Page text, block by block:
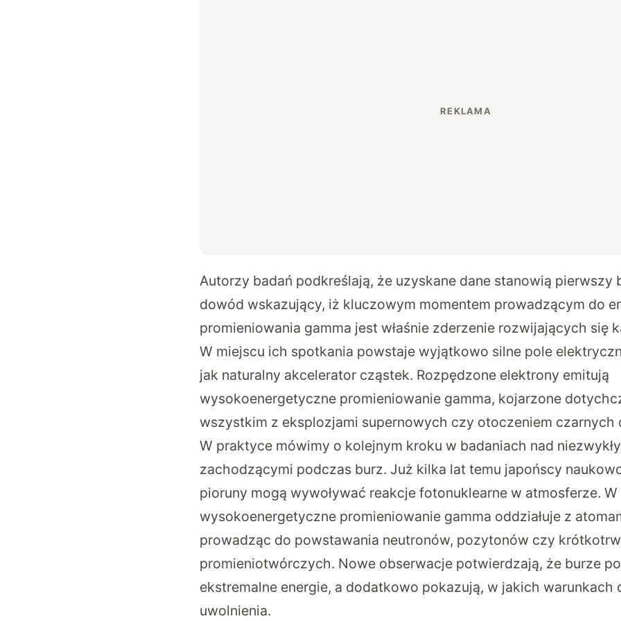
Autorzy badań podkreślają, że uzyskane dane stanowią pierwszy
dowód wskazujący, iż kluczowym momentem prowadzącym do
promieniowania gamma jest właśnie zderzenie rozwijających się
W miejscu ich spotkania powstaje wyjątkowo silne pole
jak naturalny akcelerator cząstek. Rozpędzone elektrony emitują
wysokoenergetyczne promieniowanie gamma, kojarzone
wszystkim z eksplozjami supernowych czy otoczeniem czarnych
W praktyce mówimy o kolejnym kroku w badaniach nad
zachodzącymi podczas burz. Już kilka lat temu japońscy
pioruny mogą wywoływać reakcje fotonuklearne w atmosferze.
wysokoenergetyczne promieniowanie gamma oddziałuje z
prowadząc do powstawania neutronów, pozytonów czy
promieniotwórczych. Nowe obserwacje potwierdzają, że burze
ekstremalne energie, a dodatkowo pokazują, w jakich warunkach
uwolnienia.